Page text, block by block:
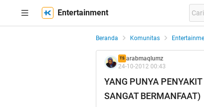
Entertainment
Beranda Komunitas
TS arabmaqlumz
24-10-2012 00:43
YANG PUNYA
SANGAT BERMANFAAT)